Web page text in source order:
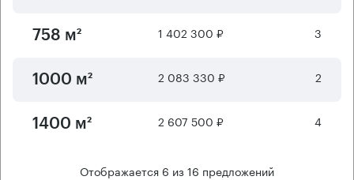
758 м² 1 402 300 ₽ 3
1000 м² 2 083 330 ₽ 2
1400 м² 2 607 500 ₽ 4
Отображается 6 из16 предложений